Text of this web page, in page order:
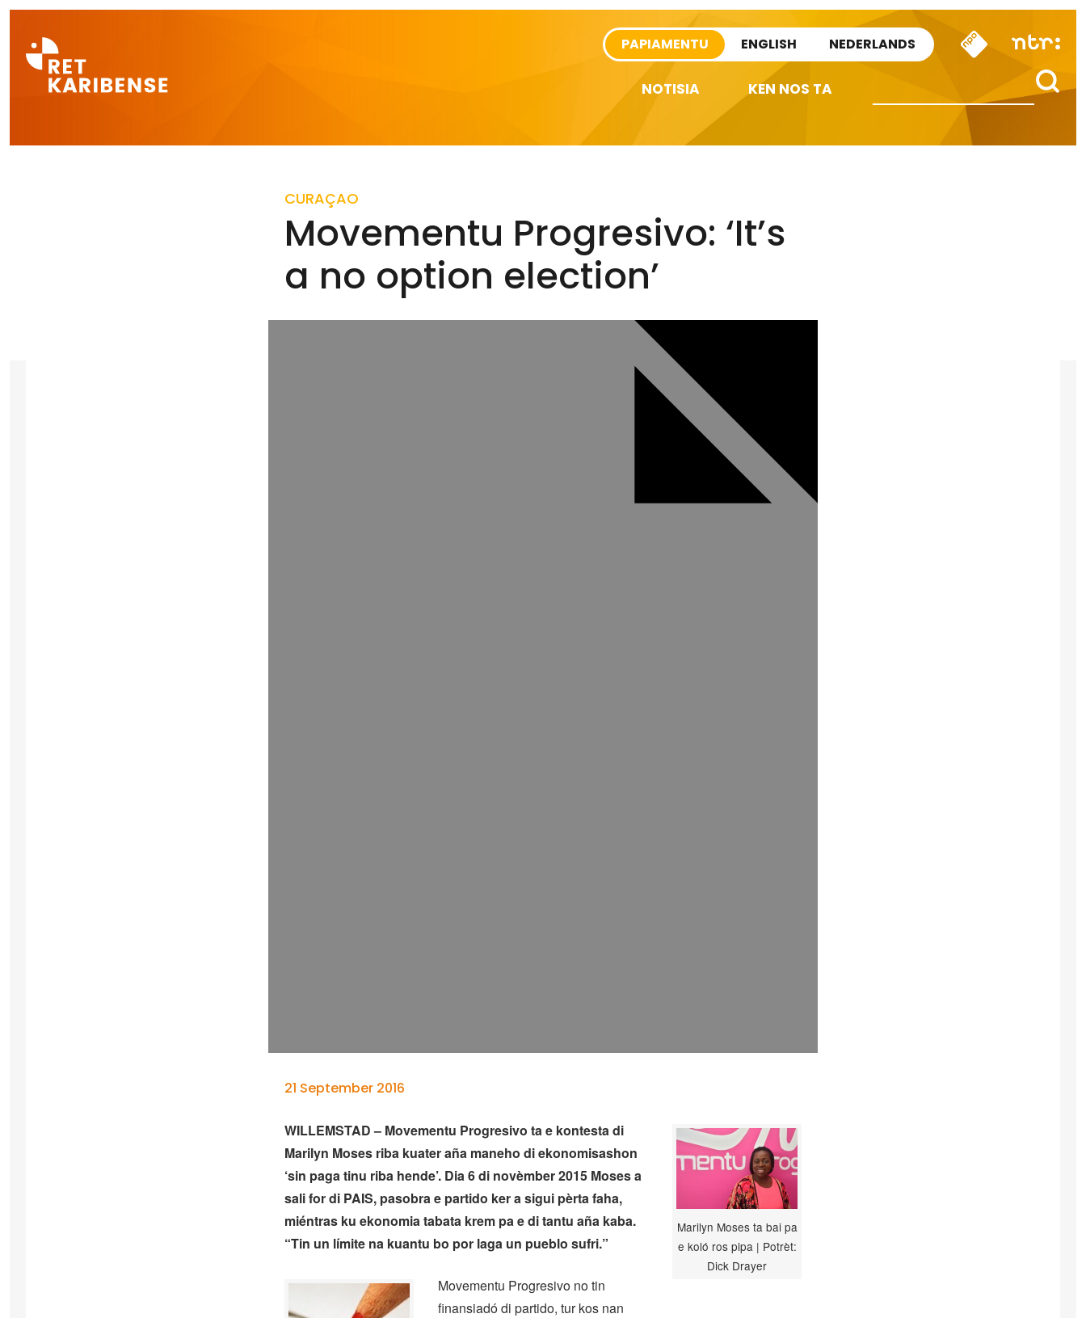
PAPIAMENTU ENGLISH NEDERLANDS
NOTISIA KEN NOS TA
CURAÇAO
Movementu Progresivo: ‘It’s
a no option election’
21 September 2016
Marilyn Moses ta bai pa
e koló ros pipa | Potrèt:
Dick Drayer
WILLEMSTAD – Movementu Progresivo ta e kontesta di
Marilyn Moses riba kuater aña maneho di ekonomisashon
‘sin paga tinu riba hende’. Dia 6 di novèmber 2015 Moses a
sali for di PAIS, pasobra e partido ker a sigui pèrta faha,
miéntras ku ekonomia tabata krem pa e di tantu aña kaba.
“Tin un límite na kuantu bo por laga un pueblo sufri.”
Movementu Progresivo no tin
finansiadó di partido, tur kos nan